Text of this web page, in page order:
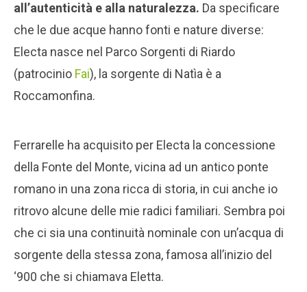
all’autenticità e alla naturalezza. Da specificare
che le due acque hanno fonti e nature diverse:
Electa nasce nel Parco Sorgenti di Riardo
(patrocinio Fai), la sorgente di Natìa è a
Roccamonfina.
Ferrarelle ha acquisito per Electa la concessione
della Fonte del Monte, vicina ad un antico ponte
romano in una zona ricca di storia, in cui anche io
ritrovo alcune delle mie radici familiari. Sembra poi
che ci sia una continuità nominale con un’acqua di
sorgente della stessa zona, famosa all’inizio del
‘900 che si chiamava Eletta.